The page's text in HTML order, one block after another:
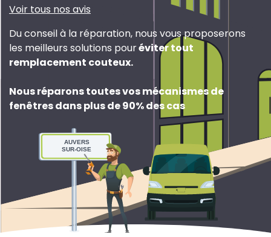
Voir tous nos avis
Du conseil à la réparation, nous vous proposerons
les meilleurs solutions pouréviter tout
remplacement couteux.
Nous réparons toutes vos mécanismes de
fenêtres dans plus de 90% des cas
AUVERS
SUR-OISE